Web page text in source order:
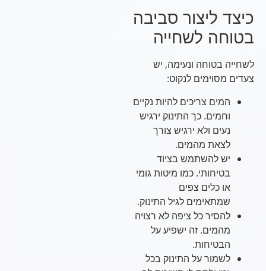
כיצד ליצור סביבה
בטוחה לשחייה
לשחייה בטוחה ונעימה, יש
צעדים מסוימים לנקוט:
המים צריכים להיות נקיים
וחמים. כך התינוק ירגיש
נעים ולא ירגיש צורך
לצאת מהמים.
יש להשתמש בציוד
בטיחותי. כמו מיטות גומי
או כלים צפים
שמתאימים לגיל התינוק.
להסיר כל ציפה לא רצויה
מהמים. זה ישפיע על
הבטיחות.
לשמור על התינוק בכל